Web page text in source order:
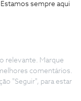
sempre aqui
relevante. Marque
comentários.
"Seguir", para estar